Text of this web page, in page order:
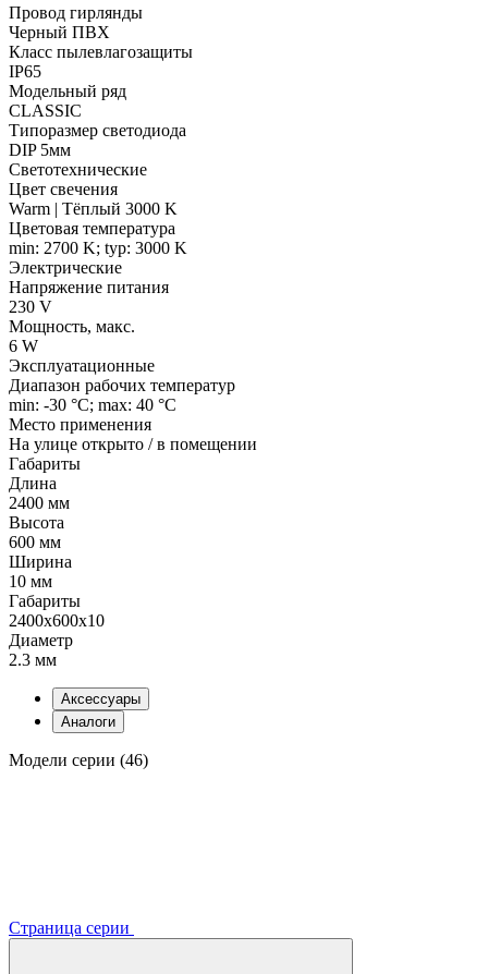
Провод гирлянды
Черный ПВХ
Класс пылевлагозащиты
IP65
Модельный ряд
CLASSIC
Типоразмер светодиода
DIP 5мм
Светотехнические
Цвет свечения
Warm | Тёплый 3000 K
Цветовая температура
min: 2700 K; typ: 3000 K
Электрические
Напряжение питания
230 V
Мощность, макс.
6 W
Эксплуатационные
Диапазон рабочих температур
min: -30 °C; max: 40 °C
Место применения
На улице открыто / в помещении
Габариты
Длина
2400 мм
Высота
600 мм
Ширина
10 мм
Габариты
2400x600x10
Диаметр
2.3 мм
Аксессуары
Аналоги
Модели серии (46)
Страница серии